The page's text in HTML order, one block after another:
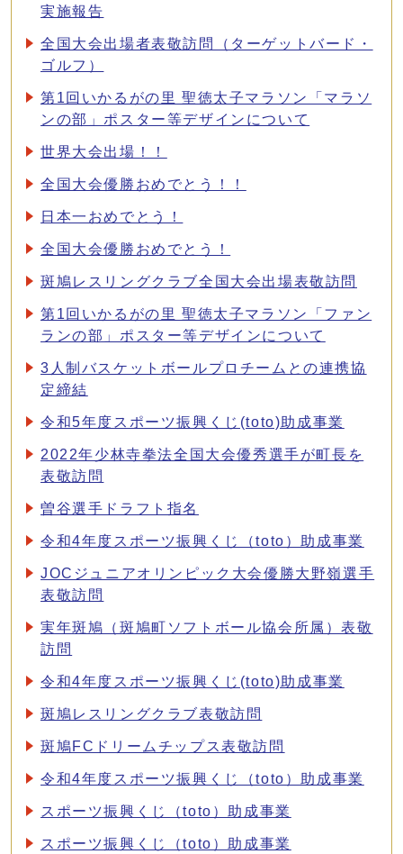
実施報告
全国大会出場者表敬訪問（ターゲットバード・
ゴルフ）
第1回いかるがの里 聖徳太子マラソン「マラソ
ンの部」ポスター等デザインについて
世界大会出場！！
全国大会優勝おめでとう！！
日本一おめでとう！
全国大会優勝おめでとう！
斑鳩レスリングクラブ全国大会出場表敬訪問
第1回いかるがの里 聖徳太子マラソン「ファン
ランの部」ポスター等デザインについて
3人制バスケットボールプロチームとの連携協
定締結
令和5年度スポーツ振興くじ(toto)助成事業
2022年少林寺拳法全国大会優秀選手が町長を
表敬訪問
曽谷選手ドラフト指名
令和4年度スポーツ振興くじ（toto）助成事業
JOCジュニアオリンピック大会優勝大野嶺選手
表敬訪問
実年斑鳩（斑鳩町ソフトボール協会所属）表敬
訪問
令和4年度スポーツ振興くじ(toto)助成事業
斑鳩レスリングクラブ表敬訪問
斑鳩FCドリームチップス表敬訪問
令和4年度スポーツ振興くじ（toto）助成事業
スポーツ振興くじ（toto）助成事業
スポーツ振興くじ（toto）助成事業